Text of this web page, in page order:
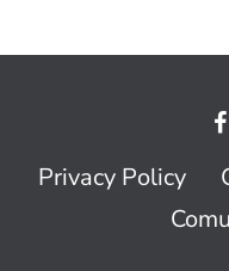
Privacy Policy